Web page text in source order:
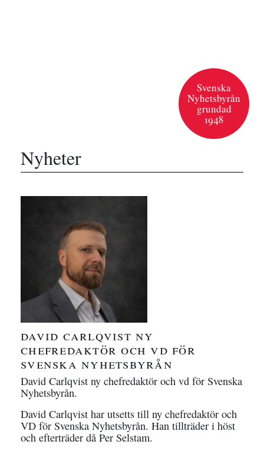
Svenska
Nyhetsbyrån
grundad
1948
Nyheter
david carlqvist ny
chefredaktör och vd för
svenska nyhetsbyrån
David Carlqvist ny chefredaktör och vd för Svenska
Nyhetsbyrån.
David Carlqvist har utsetts till ny chefredaktör och
VD för Svenska Nyhetsbyrån. Han tillträder i höst
och efterträder då Per Selstam.